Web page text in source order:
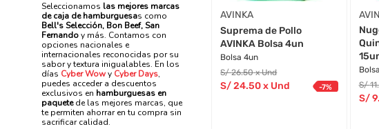
Seleccionamos las mejores marcas
de caja de hamburguesas como
Bell's Selección, Bon Beef, San
Fernandoy más. Contamos con
opciones nacionales e
internacionales reconocidas por su
sabor y textura inigualables. En los
días Cyber Wowy Cyber Days,
puedes acceder a descuentos
exclusivos en hamburguesas en
paquetede las mejores marcas, que
te permiten ahorrar en tu compra sin
sacrificar calidad.
AVINKA
Suprema de Pollo
AVINKA Bolsa 4un
Bolsa 4un
S/26.50 x Und
S/24.50x Und -7%
S/11
S/9